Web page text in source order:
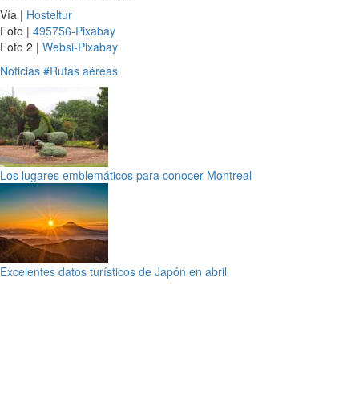
Vía | Hosteltur
Foto | 495756-Pixabay
Foto 2 | Websi-Pixabay
Noticias #Rutas aéreas
Los lugares emblemáticos para conocer Montreal
Excelentes datos turísticos de Japón en abril